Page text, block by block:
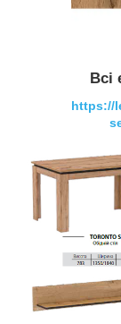
https://